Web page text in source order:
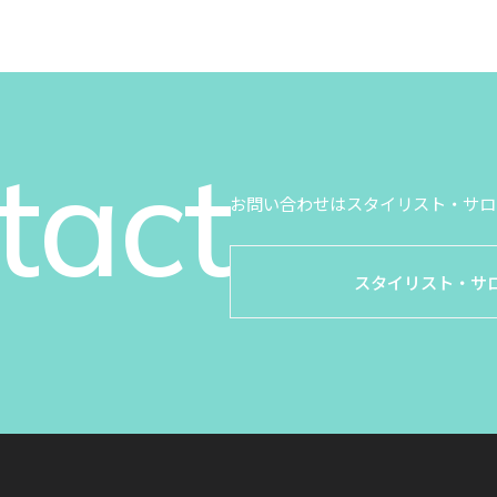
お問い合わせはスタイリスト・サ
スタイリスト・サ